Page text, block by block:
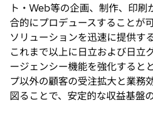
ト・Web等の企画、制作、印刷
合的にプロデュースすることが
ソリューションを迅速に提供す
これまで以上に日立および日立
ージェンシー機能を強化すると
プ以外の顧客の受注拡大と業務
図ることで、安定的な収益基盤